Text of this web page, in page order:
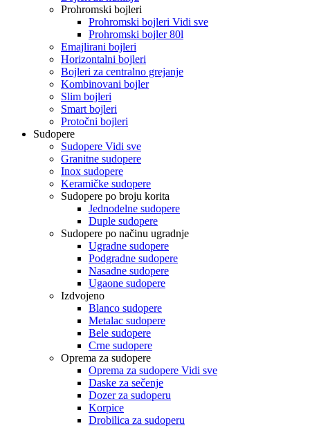
Prohromski bojleri
Prohromski bojleri Vidi sve
Prohromski bojler 80l
Emajlirani bojleri
Horizontalni bojleri
Bojleri za centralno grejanje
Kombinovani bojler
Slim bojleri
Smart bojleri
Protočni bojleri
Sudopere
Sudopere Vidi sve
Granitne sudopere
Inox sudopere
Keramičke sudopere
Sudopere po broju korita
Jednodelne sudopere
Duple sudopere
Sudopere po načinu ugradnje
Ugradne sudopere
Podgradne sudopere
Nasadne sudopere
Ugaone sudopere
Izdvojeno
Blanco sudopere
Metalac sudopere
Bele sudopere
Crne sudopere
Oprema za sudopere
Oprema za sudopere Vidi sve
Daske za sečenje
Dozer za sudoperu
Korpice
Drobilica za sudoperu